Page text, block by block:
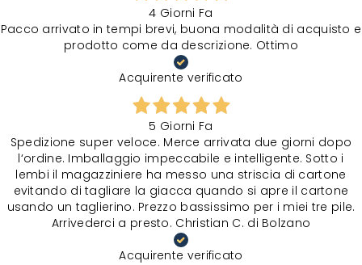
4 Giorni Fa
Pacco arrivato in tempi brevi, buona modalità di acquisto e
prodotto come da descrizione. Ottimo
Acquirente verificato
5 Giorni Fa
Spedizione super veloce. Merce arrivata due giorni dopo
l‘ordine. Imballaggio impeccabile e intelligente. Sotto i
lembi il magazziniere ha messo una striscia di cartone
evitando di tagliare la giacca quando si apre il cartone
usando un taglierino. Prezzo bassissimo per i miei tre pile.
Arrivederci a presto. Christian C. di Bolzano
Acquirente verificato